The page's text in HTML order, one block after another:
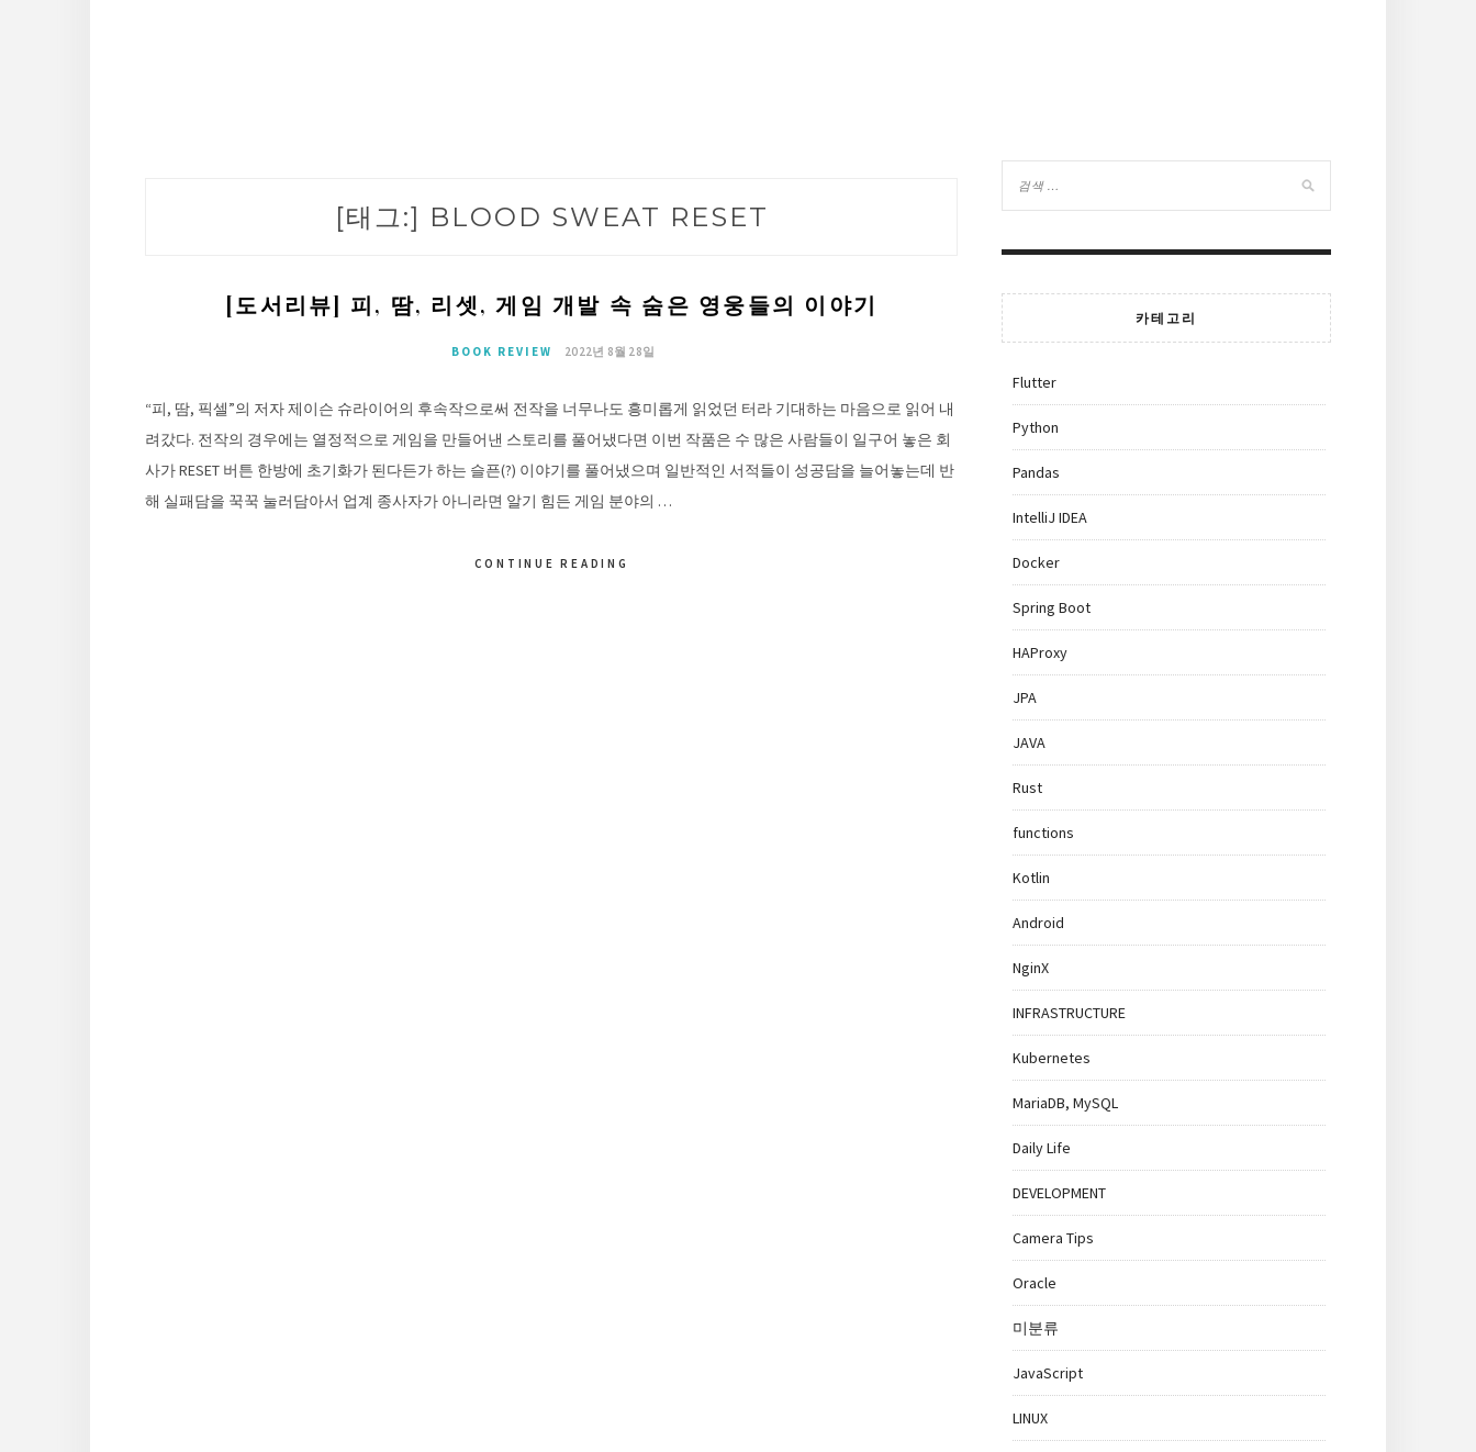
[태그:] BLOOD SWEAT RESET
[도서리뷰] 피, 땀, 리셋, 게임 개발 속 숨은 영웅들의 이야기
BOOK REVIEW 2022년 8월 28일
“피, 땀, 픽셀”의 저자 제이슨 슈라이어의 후속작으로써 전작을 너무나도 흥미롭게 읽었던 터라 기대하는 마음으로 읽어 내
려갔다. 전작의 경우에는 열정적으로 게임을 만들어낸 스토리를 풀어냈다면 이번 작품은 수 많은 사람들이 일구어 놓은 회
사가 RESET 버튼 한방에 초기화가 된다든가 하는 슬픈(?) 이야기를 풀어냈으며 일반적인 서적들이 성공담을 늘어놓는데 반
해 실패담을 꾹꾹 눌러담아서 업계 종사자가 아니라면 알기 힘든 게임 분야의 …
CONTINUE READING
카테고리
Flutter
Python
Pandas
IntelliJ IDEA
Docker
Spring Boot
HAProxy
JPA
JAVA
Rust
functions
Kotlin
Android
NginX
INFRASTRUCTURE
Kubernetes
MariaDB, MySQL
Daily Life
DEVELOPMENT
Camera Tips
Oracle
미분류
JavaScript
LINUX